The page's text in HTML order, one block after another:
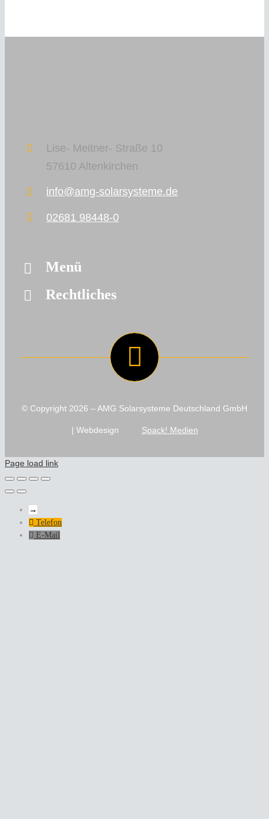
Lise- Meitner- Straße 10
57610 Altenkirchen
info@amg-solarsysteme.de
02681 98448-0
Menü
Rechtliches
© Copyright 2026 – AMG Solarsysteme Deutschland GmbH
| Webdesign Spack! Medien
Page load link
→
Telefon
E-Mail